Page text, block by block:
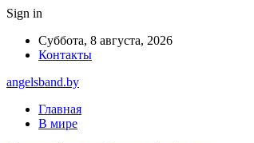
Sign in
Суббота, 8 августа, 2026
Контакты
angelsband.by
Главная
В мире